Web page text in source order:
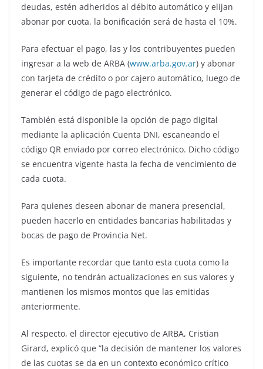
deudas, estén adheridos al débito automático y elijan
abonar por cuota, la bonificación será de hasta el 10%.
Para efectuar el pago, las y los contribuyentes pueden
ingresar a la web de ARBA (www.arba.gov.ar) y abonar
con tarjeta de crédito o por cajero automático, luego de
generar el código de pago electrónico.
También está disponible la opción de pago digital
mediante la aplicación Cuenta DNI, escaneando el
código QR enviado por correo electrónico. Dicho código
se encuentra vigente hasta la fecha de vencimiento de
cada cuota.
Para quienes deseen abonar de manera presencial,
pueden hacerlo en entidades bancarias habilitadas y
bocas de pago de Provincia Net.
Es importante recordar que tanto esta cuota como la
siguiente, no tendrán actualizaciones en sus valores y
mantienen los mismos montos que las emitidas
anteriormente.
Al respecto, el director ejecutivo de ARBA, Cristian
Girard, explicó que “la decisión de mantener los valores
de las cuotas se da en un contexto económico crítico